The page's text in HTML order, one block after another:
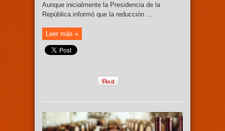
Aunque inicialmente la Presidencia de la
República informó que la reducción ...
Leer más »